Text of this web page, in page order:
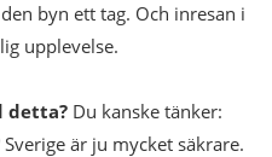
byn ett tag. Och inresan i
upplevelse.
detta? Du kanske tänker:
är ju mycket säkrare.